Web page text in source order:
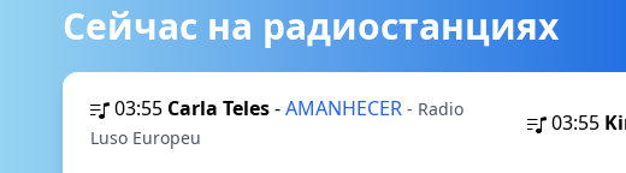
Сейчас на радиостанциях
03:55 Carla Teles-AMANHECER - Radio
Luso Europeu
03:55